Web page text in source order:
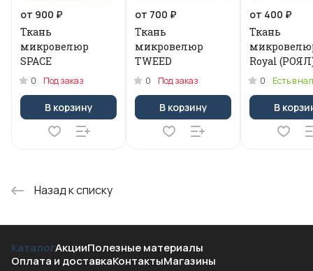
от 900 ₽
Ткань
микровелюр
SPACE
0 Под заказ
В корзину
от 700 ₽
Ткань
микровелюр
TWEED
0 Под заказ
В корзину
от 400 ₽
Ткань
Royal
0 Есть в
В
Назад к списку
КаталогАкцииПолезные материалы
Оплата и доставкаКонтактыМагазины